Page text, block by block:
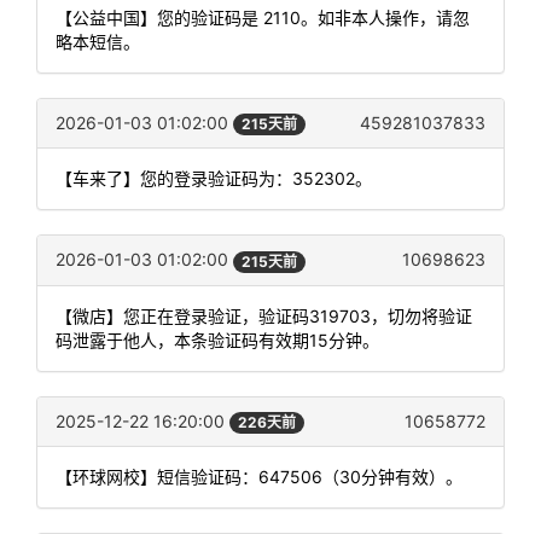
【公益中国】您的验证码是 2110。如非本人操作，请忽
略本短信。
2026-01-03 01:02:00 215天前 459281037833
【车来了】您的登录验证码为：352302。
2026-01-03 01:02:00 215天前 10698623
【微店】您正在登录验证，验证码319703，切勿将验证
码泄露于他人，本条验证码有效期15分钟。
2025-12-22 16:20:00 226天前 10658772
【环球网校】短信验证码：647506（30分钟有效）。